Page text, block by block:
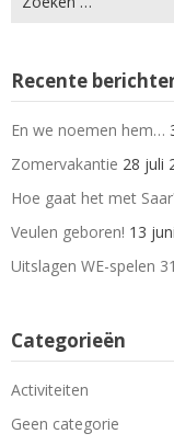
naar:
Recente
En we noemen hem…
Zomervakantie 28 juli
Hoe gaat het met
Veulen geboren! 13
Uitslagen WE-spelen
Categorieën
Activiteiten
Geen categorie